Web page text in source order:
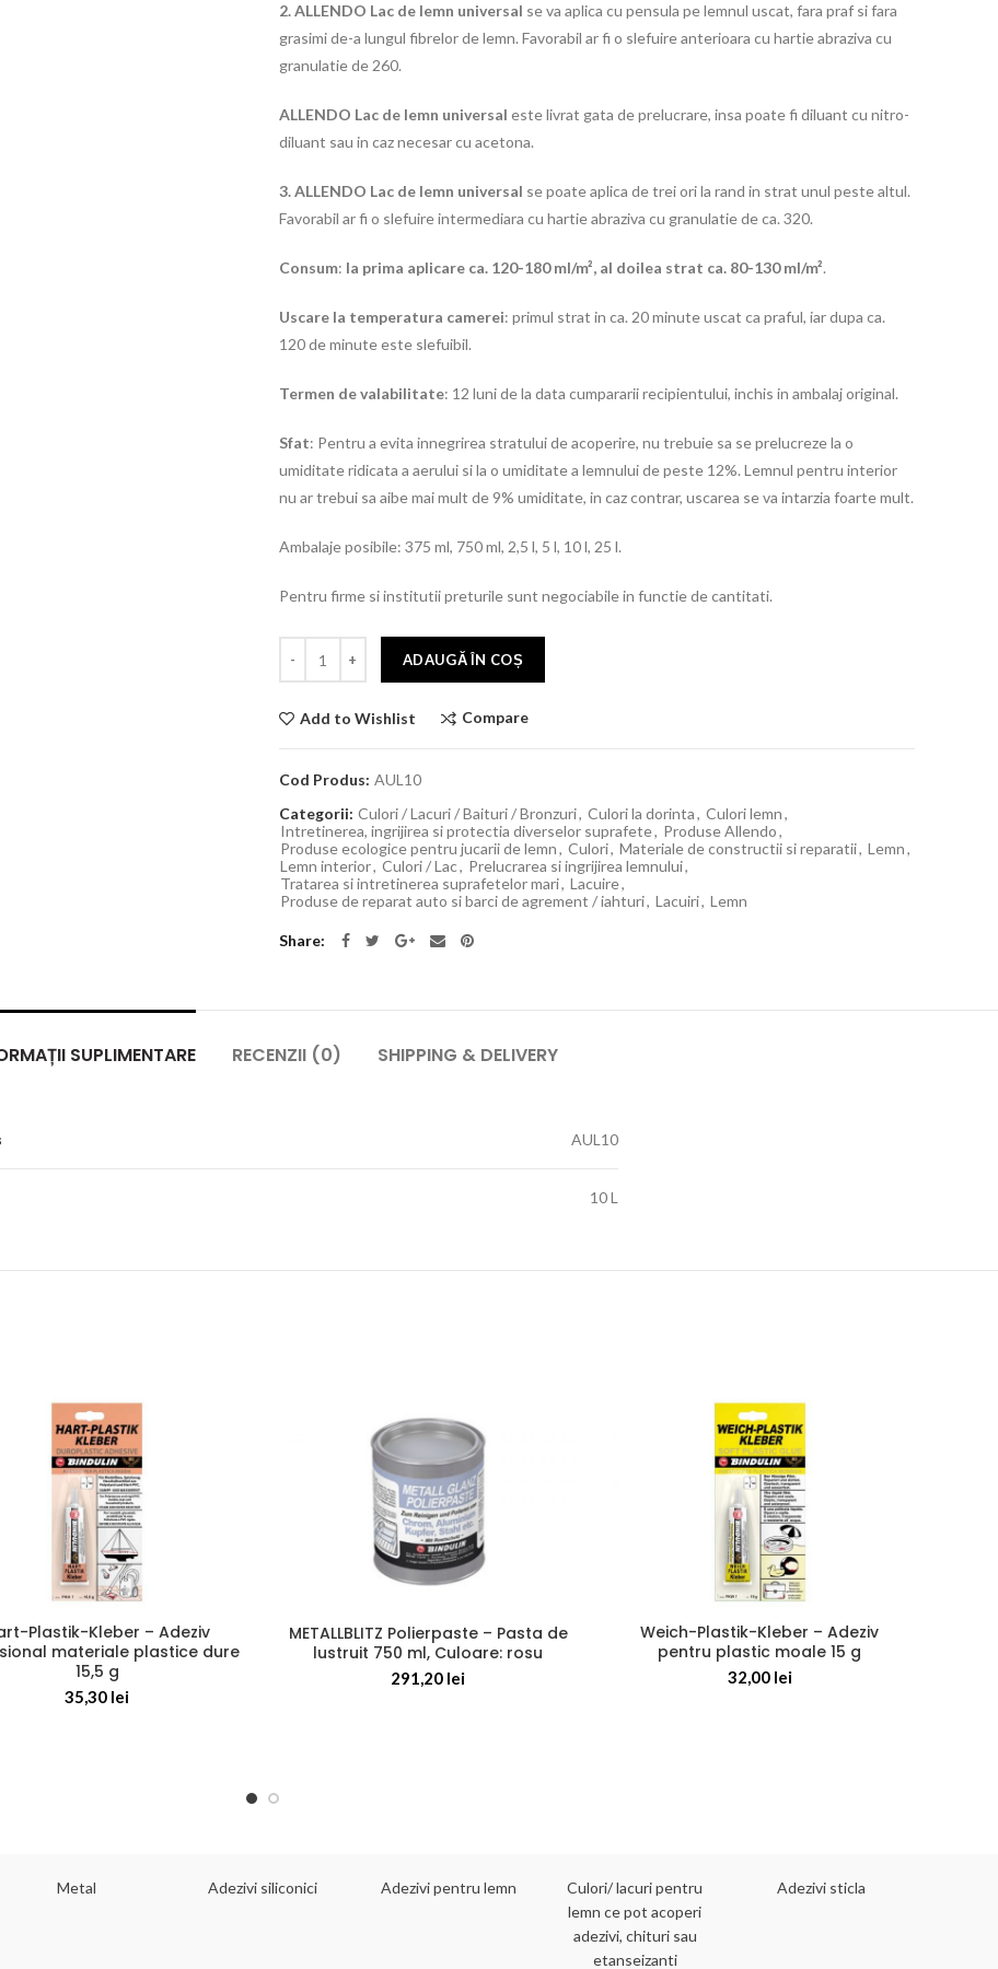
2.ALLENDO Lac de lemn universal se va aplica cu pensula pe lemnul uscat, fara praf si fara
grasimi de-a lungul fibrelor de lemn. Favorabil ar fi o slefuire anterioara cu hartie abraziva cu
granulatie de 260.
ALLENDO Lac de lemn universal este livrat gata de prelucrare, insa poate fi diluant cu nitro-
diluant sau in caz necesar cu acetona.
3.ALLENDO Lac de lemn universal se poate aplica de trei ori la rand in strat unul peste altul.
Favorabil ar fi o slefuire intermediara cu hartie abraziva cu granulatie de ca. 320.
Consum: la prima aplicare ca. 120-180 ml/m², al doilea strat ca. 80-130 ml/m².
Uscare la temperatura camerei: primul strat in ca. 20 minute uscat ca praful, iar dupa ca.
120 de minute este slefuibil.
Termen de valabilitate: 12 luni de la data cumpararii recipientului, inchis in ambalaj original.
Sfat: Pentru a evita innegrirea stratului de acoperire, nu trebuie sa se prelucreze la o
umiditate ridicata a aerului si la o umiditate a lemnului de peste 12%. Lemnul pentru interior
nu ar trebui sa aibe mai mult de 9% umiditate, in caz contrar, uscarea se va intarzia foarte mult.
Ambalaje posibile: 375 ml, 750 ml, 2,5 l, 5 l, 10 l, 25 l.
Pentru firme si institutii preturile sunt negociabile in functie de cantitati.
ADAUGĂ ÎN COȘ
Add to Wishlist Compare
Cod Produs: AUL10
Categorii: Culori / Lacuri / Baituri / Bronzuri, Culori la dorinta, Culori lemn,
Intretinerea, ingrijirea si protectia diverselor suprafete, Produse Allendo,
Produse ecologice pentru jucarii de lemn, Culori, Materiale de constructii si reparatii, Lemn,
Lemn interior, Culori / Lac, Prelucrarea si ingrijirea lemnului,
Tratarea si intretinerea suprafetelor mari, Lacuire,
Produse de reparat auto si barci de agrement / iahturi, Lacuiri, Lemn
Share
SUPLIMENTARE RECENZII (0) SHIPPING & DELIVERY
AUL10
10 L
Plastik-Kleber – Adeziv
materiale plastice dure
15,5 g
35,30 lei
METALLBLITZ Polierpaste – Pasta de
lustruit 750 ml, Culoare: rosu
291,20 lei
Weich-Plastik-Kleber – Adeziv
pentru plastic moale 15 g
32,00 lei
Metal Adezivi siliconici Adezivi pentru lemn
Culori/ lacuri pentru
lemn ce pot acoperi
adezivi, chituri sau
etanseizanti
Adezivi sticla